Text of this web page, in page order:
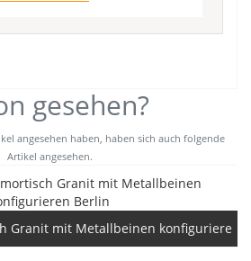
gesehen?
angesehen haben, haben sich auch folgende
Artikel angesehen.
Granit mit Metallbeinen konfigurieren